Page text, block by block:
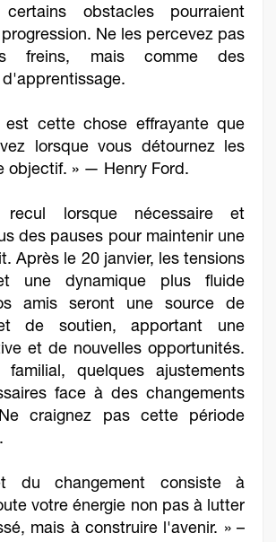
certains obstacles pourraient
Ne les percevez pas
freins, mais comme des
est cette chose effrayante que
lorsque vous détournez les
objectif. » — Henry Ford.
lorsque nécessaire et
des pauses pour maintenir une
Après le 20 janvier, les tensions
une dynamique plus fluide
amis seront une source de
de soutien, apportant une
et de nouvelles opportunités.
quelques ajustements
face à des changements
craignez pas cette période
du changement consiste à
votre énergie non pas à lutter
mais à construire l'avenir. » –